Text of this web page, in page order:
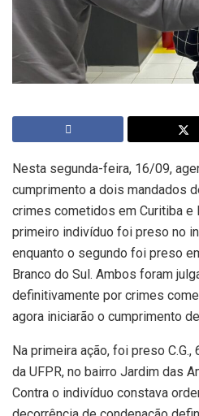
Nesta segunda-feira, 16/09,
cumprimento a dois mandados
crimes cometidos em Curitiba e
primeiro indivíduo foi preso no
enquanto o segundo foi preso
Branco do Sul. Ambos foram
definitivamente por crimes
agora iniciarão o cumprimento
Na primeira ação, foi preso
da UFPR, no bairro Jardim das
Contra o indivíduo constava